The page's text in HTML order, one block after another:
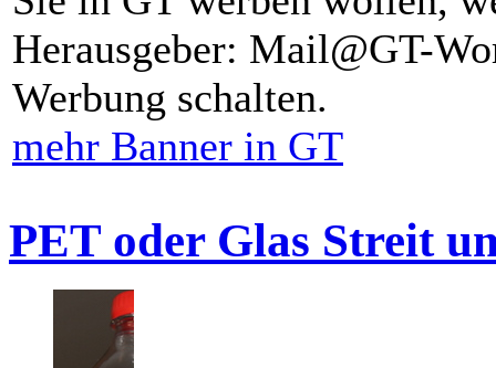
Herausgeber: Mail@GT-
Werbung schalten.
mehr Banner in GT
PET oder Glas Streit